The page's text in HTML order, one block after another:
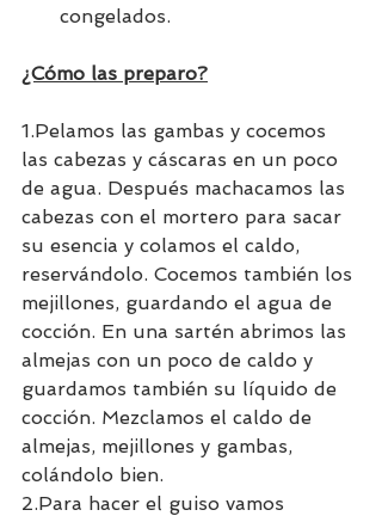
congelados.
¿Cómo las preparo?
1.Pelamos las gambas y cocemos
las cabezas y cáscaras en un poco
de agua. Después machacamos las
cabezas con el mortero para sacar
su esencia y colamos el caldo,
reservándolo. Cocemos también los
mejillones, guardando el agua de
cocción. En una sartén abrimos las
almejas con un poco de caldo y
guardamos también su líquido de
cocción. Mezclamos el caldo de
almejas, mejillones y gambas,
colándolo bien.
2.Para hacer el guiso vamos